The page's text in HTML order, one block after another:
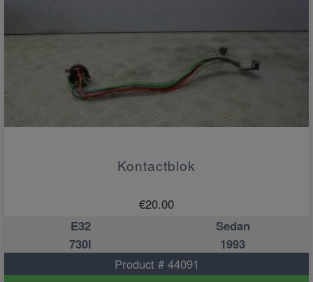
Kontactblok
€20.00
E32
Sedan
730I
1993
Product # 44091